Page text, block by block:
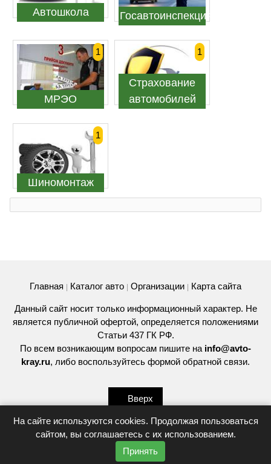
Автошкола Госавтоинспекция
МРЭО
1
Страхование
автомобилей
1
Шиномонтаж
1
Главная Каталог авто Организации Карта сайта
Данный сайт носит только информационный характер. Не
является публичной офертой, определяется положениями
Статьи 437 ГК РФ.
По всем возникающим вопросам пишите на info@avto-
kray.ru, либо воспользуйтесь формой обратной связи.
Вверх
© 2026
На сайте используются cookies. Продолжая пользоваться
сайтом, вы соглашаетесь с их использованием.
Принять